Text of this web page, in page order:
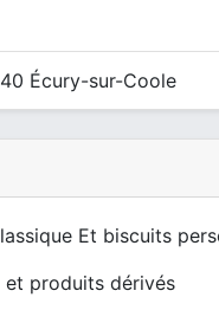
Écury-sur-Coole
Et biscuits
et produits dérivés